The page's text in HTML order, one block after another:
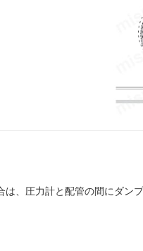
は、圧力計と配管の間にダ